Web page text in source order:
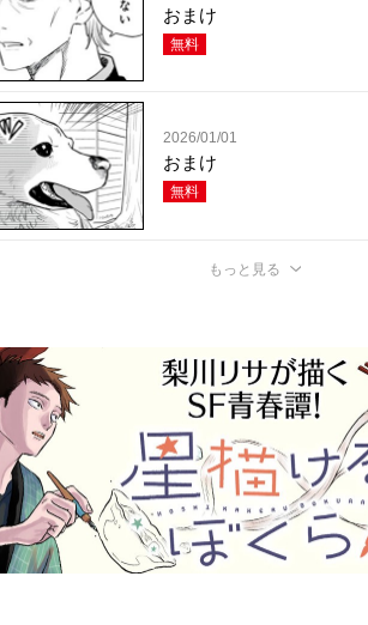
おまけ
無料
2026/01/01
おまけ
無料
もっと見る